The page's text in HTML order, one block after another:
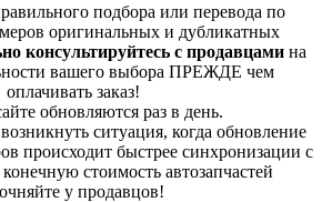
подбора или перевода по
оригинальных и дубликатных
консультируйтесь с продавцами на
вашего выбора ПРЕЖДЕ чем
оплачивать заказ!
обновляются раз в день.
ситуация, когда обновление
происходит быстрее синхронизации с
стоимость автозапчастей
у продавцов!